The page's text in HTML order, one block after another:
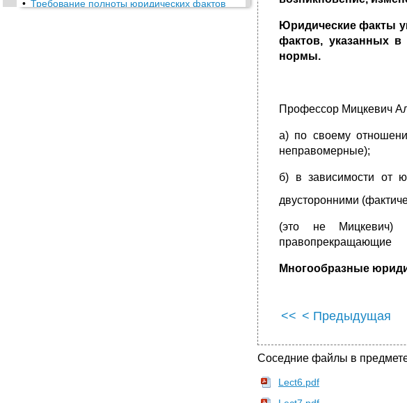
• Требование полноты юридических фактов
Юридические факты
фактов, указанных в
нормы.
Профессор Мицкевич
а) по своему
неправомерные);
б) в зависимости от
двусторонними
(это не Мицкевич)
правопрекращающие
Многообразные
<< < Предыдущая
Соседние файлы в
Lect6.pdf